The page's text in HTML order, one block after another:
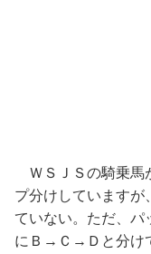
ＷＳＪＳの騎乗馬
プ分けしていますが
ていない。ただ、パ
にＢ→Ｃ→Ｄと分け